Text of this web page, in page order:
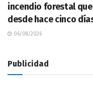
incendio forestal
desde hace cinco
06/08/2026
Publicidad